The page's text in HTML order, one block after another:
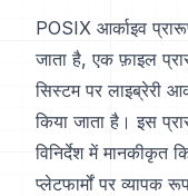
POSIX आर्काइव
जाता है, एक फ़ाइल
सिस्टम पर लाइब्रेरी
किया जाता है। इस
विनिर्देश में मानकीकृत
प्लेटफार्मों पर व्यापक